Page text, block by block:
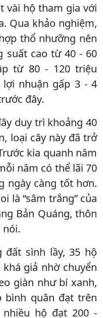
vài hộ tham gia với
Qua khảo nghiệm,
thổ nhưỡng nên
suất cao từ 40 - 60
từ 80 - 120 triệu
nhuận gấp 3 - 4
đây.
duy trì khoảng 40
loại cây này đã trở
kia quanh năm
năm có thể lãi 70
ngày càng tốt hơn.
là “sâm trắng” của
Bản Quáng, thôn
nói.
đất sình lầy, 35 hộ
giả nhờ chuyển
giàn như bí xanh,
bình quân đạt trên
nhiều hộ đạt 200 -